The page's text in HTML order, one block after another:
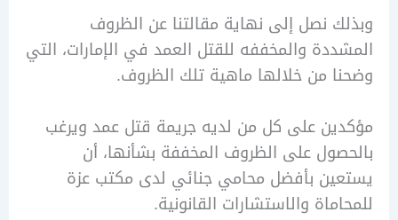
بسبق الإصرار والترصد من قبل
أو إذا كانت مقترنة بجريمة أخرى، أو إذا
الجريمة على أحد أصول الجاني، أو على
عام أثناء تأدية وظيفته أو بسببها، أو
السم أو المواد المتفجرة.
أو جراح بالغة، أو إذا كان هناك اعتداء
أنثى كرهاً، أو هتك عرض شخص بالقوة،
إنسان، أو في جنايات الحريق أو
منزل مسكون أو أحد ملحقاته.
نصل إلى نهاية مقالتنا عن الظروف
والمخففه للقتل العمد في الإمارات، التي
من خلالها ماهية تلك الظروف.
على كل من لديه جريمة قتل عمد ويرغب
على الظروف المخففة بشأنها، أن
بأفضل محامي جنائي لدى مكتب عزة
والاستشارات القانونية.